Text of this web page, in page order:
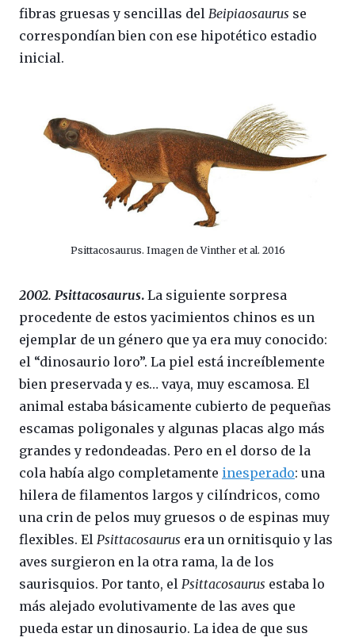
fibras gruesas y sencillas del Beipiaosaurus se
correspondían bien con ese hipotético estadio
inicial.
Psittacosaurus. Imagen de Vinther et al. 2016
2002. Psittacosaurus. La siguiente sorpresa
procedente de estos yacimientos chinos es un
ejemplar de un género que ya era muy conocido:
el “dinosaurio loro”. La piel está increíblemente
bien preservada y es… vaya, muy escamosa. El
animal estaba básicamente cubierto de pequeñas
escamas poligonales y algunas placas algo más
grandes y redondeadas. Pero en el dorso de la
cola había algo completamente inesperado: una
hilera de filamentos largos y cilíndricos, como
una crin de pelos muy gruesos o de espinas muy
flexibles. El Psittacosaurus era un ornitisquio y las
aves surgieron en la otra rama, la de los
saurisquios. Por tanto, el Psittacosaurus estaba lo
más alejado evolutivamente de las aves que
pueda estar un dinosaurio. La idea de que sus